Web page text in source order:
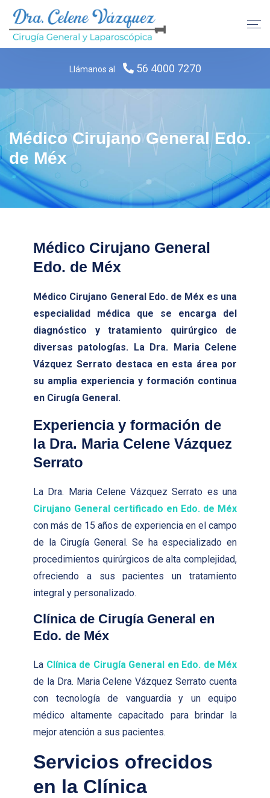
Llámanos al 56 4000 7270
Médico Cirujano General Edo.
de Méx
Médico Cirujano General
Edo. de Méx
Médico Cirujano General Edo. de Méx es una
especialidad médica que se encarga del
diagnóstico y tratamiento quirúrgico de
diversas patologías. La Dra. Maria Celene
Vázquez Serrato destaca en esta área por
su amplia experiencia y formación continua
en Cirugía General.
Experiencia y formación de
la Dra. Maria Celene Vázquez
Serrato
La Dra. Maria Celene Vázquez Serrato es una
Cirujano General certificado en Edo. de Méx
con más de 15 años de experiencia en el campo
de la Cirugía General. Se ha especializado en
procedimientos quirúrgicos de alta complejidad,
ofreciendo a sus pacientes un tratamiento
integral y personalizado.
Clínica de Cirugía General en
Edo. de Méx
La Clínica de Cirugía General en Edo. de Méx
de la Dra. Maria Celene Vázquez Serrato cuenta
con tecnología de vanguardia y un equipo
médico altamente capacitado para brindar la
mejor atención a sus pacientes.
Servicios ofrecidos
en la Clínica